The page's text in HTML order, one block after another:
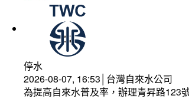
停水
2026-08-07, 16:53│台灣自來水公司
為提高自來水普及率，辦理青昇路123